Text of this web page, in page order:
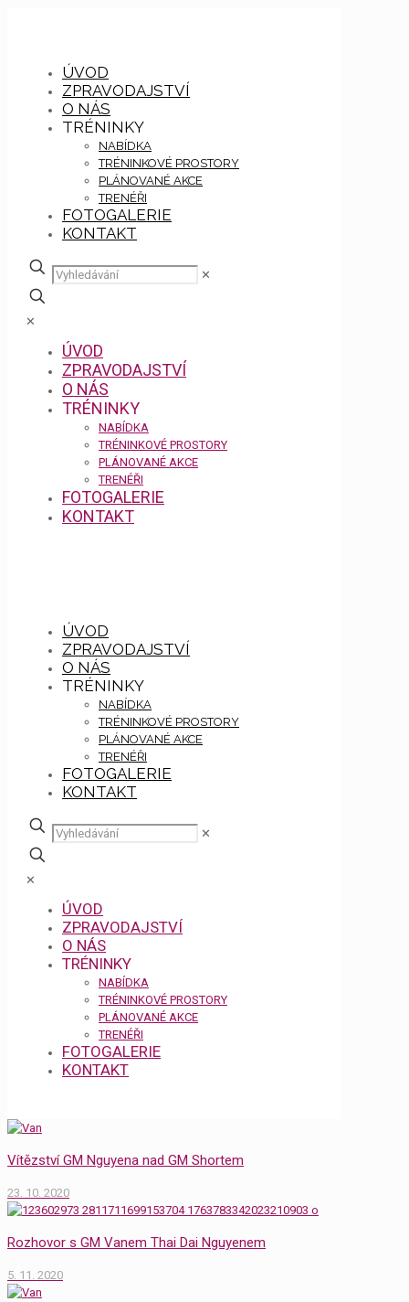
ÚVOD
ZPRAVODAJSTVÍ
O NÁS
TRÉNINKY
NABÍDKA
TRÉNINKOVÉ PROSTORY
PLÁNOVANÉ AKCE
TRENÉŘI
FOTOGALERIE
KONTAKT
✕
✕
ÚVOD
ZPRAVODAJSTVÍ
O NÁS
TRÉNINKY
NABÍDKA
TRÉNINKOVÉ PROSTORY
PLÁNOVANÉ AKCE
TRENÉŘI
FOTOGALERIE
KONTAKT
ÚVOD
ZPRAVODAJSTVÍ
O NÁS
TRÉNINKY
NABÍDKA
TRÉNINKOVÉ PROSTORY
PLÁNOVANÉ AKCE
TRENÉŘI
FOTOGALERIE
KONTAKT
✕
✕
ÚVOD
ZPRAVODAJSTVÍ
O NÁS
TRÉNINKY
NABÍDKA
TRÉNINKOVÉ PROSTORY
PLÁNOVANÉ AKCE
TRENÉŘI
FOTOGALERIE
KONTAKT
Vítězství GM Nguyena nad GM Shortem
23. 10. 2020
Rozhovor s GM Vanem Thai Dai Nguyenem
5. 11. 2020